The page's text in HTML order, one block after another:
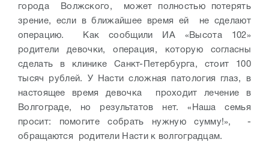
города Волжского, может полностью потерять
зрение, если в ближайшее время ей не сделают
операцию. Как сообщили ИА «Высота 102»
родители девочки, операция, которую согласны
сделать в клинике Санкт-Петербурга, стоит 100
тысяч рублей. У Насти сложная патология глаз, в
настоящее время девочка проходит лечение в
Волгограде, но результатов нет. «Наша семья
просит: помогите собрать нужную сумму!», -
обращаются родители Насти к волгоградцам.